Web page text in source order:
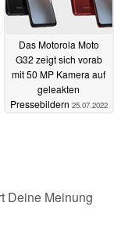
Das Motorola Moto
G32 zeigt sich vorab
mit 50 MP Kamera auf
geleakten
Pressebildern 25.07.2022
Deine Meinung